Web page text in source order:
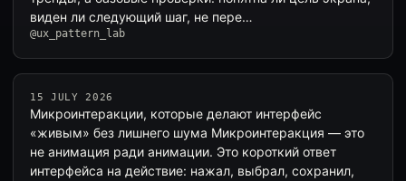
виден ли следующий шаг, не пере…
@ux_pattern_lab
15 JULY 2026
Микроинтеракции, которые делают интерфейс
«живым» без лишнего шума Микроинтеракция — это
не анимация ради анимации. Это короткий ответ
интерфейса на действие: нажал, выбрал, сохранил,